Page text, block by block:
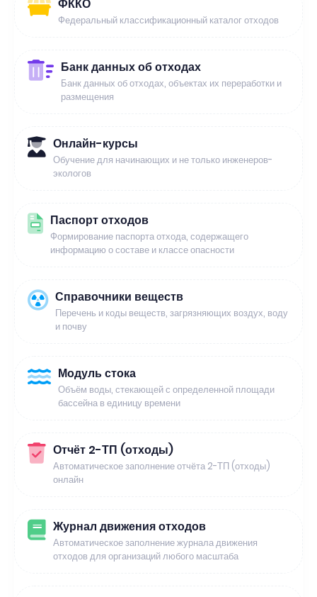
ФККО
Федеральный классификационный каталог отходов
Банк данных об отходах
Банк данных об отходах, объектах их переработки и
размещения
Онлайн-курсы
Обучение для начинающих и не только инженеров-
экологов
Паспорт отходов
Формирование паспорта отхода, содержащего
информацию о составе и классе опасности
Справочники веществ
Перечень и коды веществ, загрязняющих воздух, воду
и почву
Модуль стока
Объём воды, стекающей с определенной площади
бассейна в единицу времени
Отчёт 2-ТП (отходы)
Автоматическое заполнение отчёта 2-ТП (отходы)
онлайн
Журнал движения отходов
Автоматическое заполнение журнала движения
отходов для организаций любого масштаба